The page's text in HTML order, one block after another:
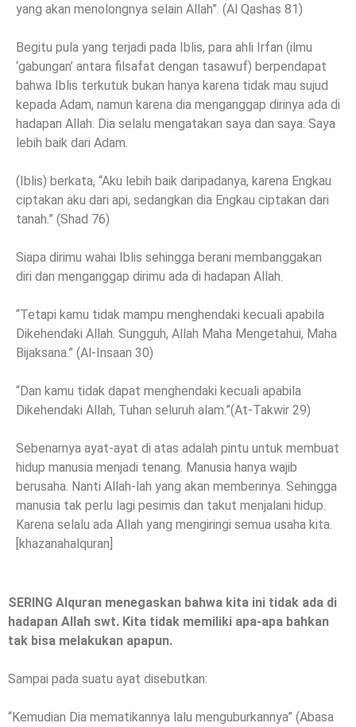
yang akan menolongnya selain Allah”. (Al Qashas 81)
Begitu pula yang terjadi pada Iblis, para ahli Irfan (ilmu
‘gabungan’ antara filsafat dengan tasawuf) berpendapat
bahwa Iblis terkutuk bukan hanya karena tidak mau sujud
kepada Adam, namun karena dia menganggap dirinya ada di
hadapan Allah. Dia selalu mengatakan saya dan saya. Saya
lebih baik dari Adam.
(Iblis) berkata, “Aku lebih baik daripadanya, karena Engkau
ciptakan aku dari api, sedangkan dia Engkau ciptakan dari
tanah.” (Shad 76)
Siapa dirimu wahai Iblis sehingga berani membanggakan
diri dan menganggap dirimu ada di hadapan Allah.
“Tetapi kamu tidak mampu menghendaki kecuali apabila
Dikehendaki Allah. Sungguh, Allah Maha Mengetahui, Maha
Bijaksana.” (Al-Insaan 30)
“Dan kamu tidak dapat menghendaki kecuali apabila
Dikehendaki Allah, Tuhan seluruh alam.”(At-Takwir 29)
Sebenarnya ayat-ayat di atas adalah pintu untuk membuat
hidup manusia menjadi tenang. Manusia hanya wajib
berusaha. Nanti Allah-lah yang akan memberinya. Sehingga
manusia tak perlu lagi pesimis dan takut menjalani hidup.
Karena selalu ada Allah yang mengiringi semua usaha kita.
[khazanahalquran]
SERING Alquran menegaskan bahwa kita ini tidak ada di
hadapan Allah swt. Kita tidak memiliki apa-apa bahkan
tak bisa melakukan apapun.
Sampai pada suatu ayat disebutkan:
“Kemudian Dia mematikannya lalu menguburkannya” (Abasa